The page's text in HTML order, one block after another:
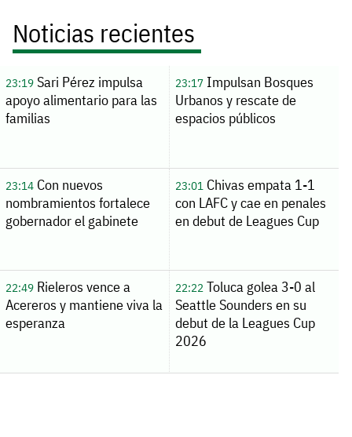
Noticias recientes
23:19Sari Pérez impulsa
apoyo alimentario para las
familias
23:17Impulsan Bosques
Urbanos y rescate de
espacios públicos
23:14Con nuevos
nombramientos fortalece
gobernador el gabinete
23:01 Chivas empata 1-1
con LAFC y cae en penales
en debut de Leagues Cup
22:49Rieleros vence a
Acereros y mantiene viva la
esperanza
22:22Toluca golea 3-0 al
Seattle Sounders en su
debut de la Leagues Cup
2026